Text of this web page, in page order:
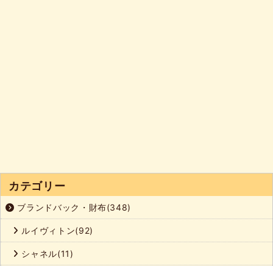
カテゴリー
ブランドバック・財布(348)
ルイヴィトン(92)
シャネル(11)